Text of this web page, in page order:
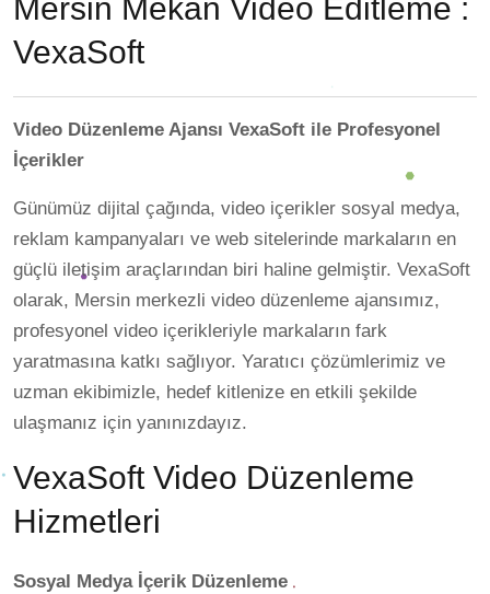
Mersin Mekan Video Editleme :
VexaSoft
Video Düzenleme Ajansı VexaSoft ile Profesyonel
İçerikler
Günümüz dijital çağında, video içerikler sosyal medya,
reklam kampanyaları ve web sitelerinde markaların en
güçlü iletişim araçlarından biri haline gelmiştir. VexaSoft
olarak, Mersin merkezli video düzenleme ajansımız,
profesyonel video içerikleriyle markaların fark
yaratmasına katkı sağlıyor. Yaratıcı çözümlerimiz ve
uzman ekibimizle, hedef kitlenize en etkili şekilde
ulaşmanız için yanınızdayız.
VexaSoft Video Düzenleme
Hizmetleri
Sosyal Medya İçerik Düzenleme